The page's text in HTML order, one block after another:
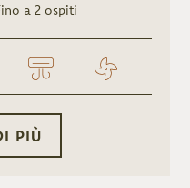
a 2 ospiti
PIÙ